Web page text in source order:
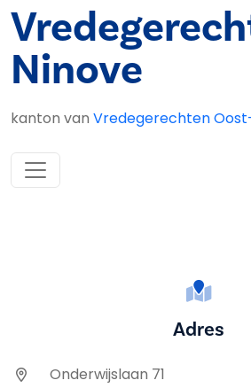
Ninove
kanton van Vredegerechten
Adres
Onderwijslaan 71